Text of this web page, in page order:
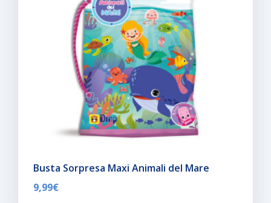
Busta Sorpresa Maxi Animali del Mare
9,99€